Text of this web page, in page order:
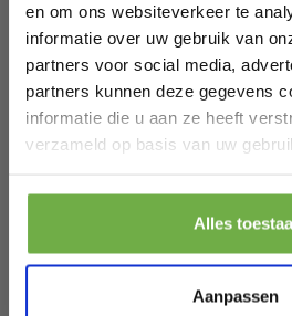
en om ons websiteverkeer te
informatie over uw gebruik van
partners voor social media,
partners kunnen deze gegevens
informatie die u aan ze heeft
verzameld op basis van uw
Alles
Aanpassen
SKU
Gerelateerde
WURK XXL Muismat -
Lichtblauw
Prijs op bol.com € 18,95
Laat ons weten
Pak € 5,-
. Je kunt je op elk